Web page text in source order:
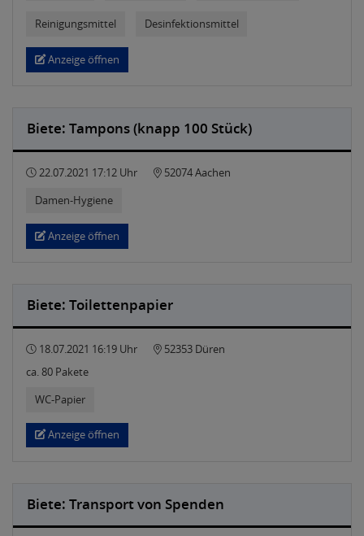
Reinigungsmittel Desinfektionsmittel
Anzeige öffnen
Biete: Tampons (knapp 100 Stück)
22.07.2021 17:12 Uhr
52074 Aachen
Damen-Hygiene
Anzeige öffnen
Biete: Toilettenpapier
18.07.2021 16:19 Uhr
52353 Düren
ca. 80 Pakete
WC-Papier
Anzeige öffnen
Biete: Transport von Spenden